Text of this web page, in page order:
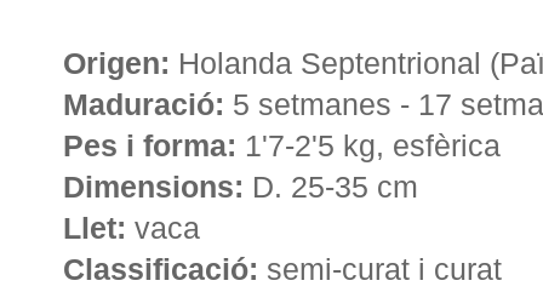
Origen: Holanda Septentrional
Maduració: 5 setmanes - 17
Pes i forma: 1'7-2'5 kg, esfèrica
Dimensions: D. 25-35 cm
Llet: vaca
Classificació: semi-curat i curat